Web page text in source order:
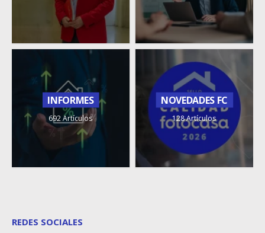
INFORMES
692 Artículos
NOVEDADES FC
128 Artículos
REDES SOCIALES